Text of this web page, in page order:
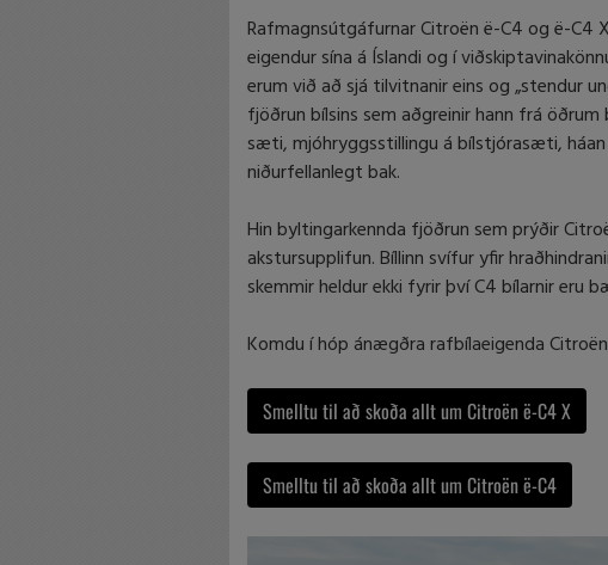
Rafmagnsútgáfurnar Citroën ë-C4 og ë-C4
eigendur sína á Íslandi og í
erum við að sjá tilvitnanir eins og „stendur
fjöðrun bílsins sem aðgreinir hann frá
sæti, mjóhryggsstillingu á bílstjórasæti,
niðurfellanlegt bak.
Hin byltingarkennda fjöðrun sem prýðir
akstursupplifun. Bíllinn svífur yfir
skemmir heldur ekki fyrir því C4 bílarnir eru
Komdu í hóp ánægðra rafbílaeigenda
Smelltu til að skoða allt um Citroën ë-C4 X
Smelltu til að skoða allt um Citroën ë-C4